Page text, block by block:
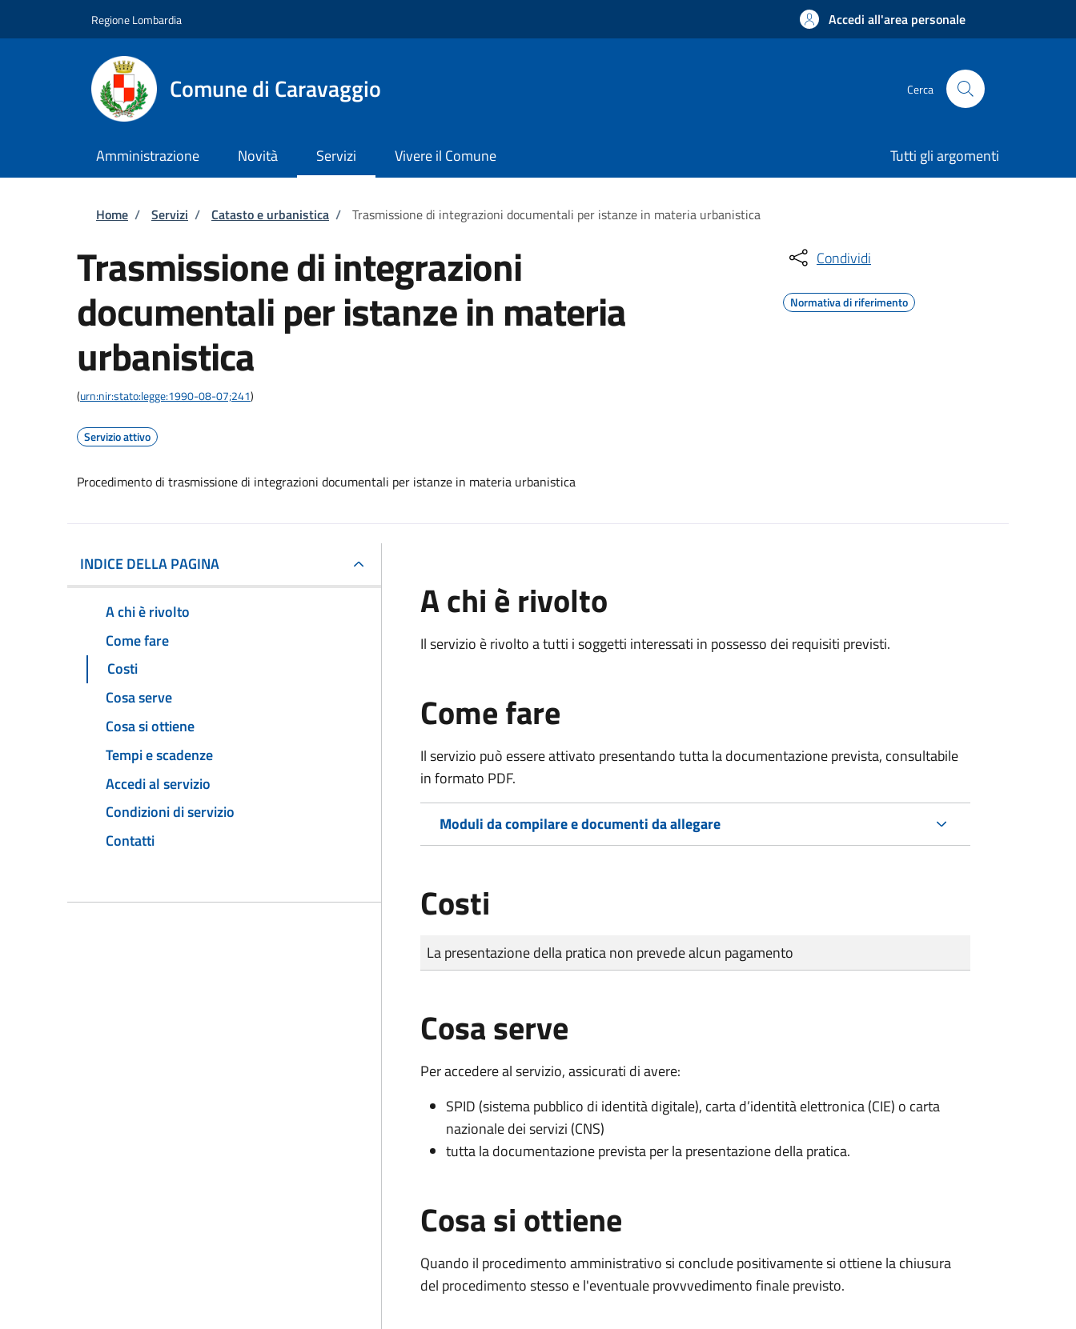
Regione Lombardia Accedi all'area personale
Comune di Caravaggio Cerca
Amministrazione Novità Servizi Vivere il Comune Tutti gli argomenti
Briciole di pane
Home / Servizi / Catasto e urbanistica / Trasmissione di integrazioni documentali per istanze in materia urbanistica
Trasmissione di integrazioni
documentali per istanze in materia
urbanistica
(urn:nir:stato:legge:1990-08-07;241)
Servizio attivo
Procedimento di trasmissione di integrazioni documentali per istanze in materia urbanistica
Condividi
Normativa di riferimento
INDICE DELLA PAGINA
A chi è rivolto
Come fare
Costi
Cosa serve
Cosa si ottiene
Tempi e scadenze
Accedi al servizio
Condizioni di servizio
Contatti
A chi è rivolto
Il servizio è rivolto a tutti i soggetti interessati in possesso dei requisiti previsti.
Come fare
Il servizio può essere attivato presentando tutta la documentazione prevista, consultabile
in formato PDF.
Moduli da compilare e documenti da allegare
Costi
Tipo di pagamento
Importo
La presentazione della pratica non prevede alcun pagamento
Cosa serve
Per accedere al servizio, assicurati di avere:
SPID (sistema pubblico di identità digitale), carta d’identità elettronica (CIE) o carta
nazionale dei servizi (CNS)
tutta la documentazione prevista per la presentazione della pratica.
Cosa si ottiene
Quando il procedimento amministrativo si conclude positivamente si ottiene la chiusura
del procedimento stesso e l'eventuale provvvedimento finale previsto.